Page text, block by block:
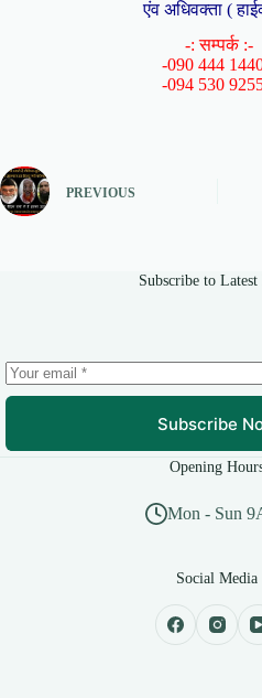
एंव अधिवक्ता (
-: सम्पर्क :-
-090 444
-094 530
PREVIOUS
Subscribe to Latest
Subscribe
Opening
Mon - Sun
Social Media